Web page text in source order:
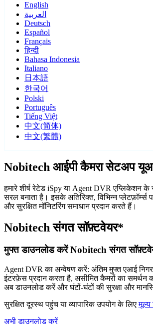
English
العربية
Deutsch
Español
Français
हिन्दी
Bahasa Indonesia
Italiano
日本語
한국어
Polski
Português
Tiếng Việt
中文(简体)
中文(繁體)
Nobitech आईपी कैमरा सेटअप
हमारे शीर्ष रेटेड iSpy या Agent DVR एप्लिकेशन
सरल बनाता है। इसके अतिरिक्त, विभिन्न
और सुरक्षित मॉनिटरिंग समाधान प्रदान करते हैं।
Nobitech संगत सॉफ़्टवेयर*
मुफ्त डाउनलोड करें Nobitech संगत
Agent DVR का अन्वेषण करें: अंतिम मुफ्त एआई
इंटरफ़ेस प्रदान करता है, असीमित कैमरों का समर्थन
अब डाउनलोड करें और घंटों-घंटों की सुरक्षा और
सुरक्षित दूरस्थ पहुंच या व्यापारिक उपयोग के लिएमूल्य
अभी डाउनलोड करें